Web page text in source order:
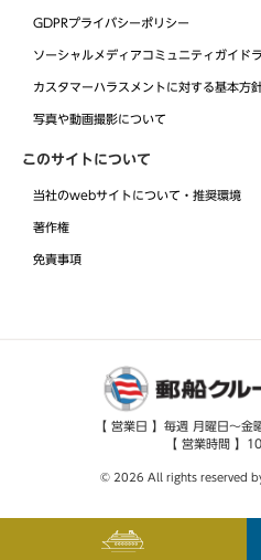
GDPRプライバシーポリシー
ソーシャルメディアコミュニティガイド
カスタマーハラスメントに対する基本方
写真や動画撮影について
このサイトについて
当社のwebサイトについて・推奨環境
著作権
免責事項
【 営業日 】毎週 月曜日～金
【 営業時間 】
© 2026 All rights reserved by